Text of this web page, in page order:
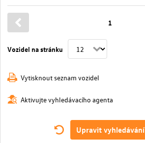
Vozidel na stránku
1
Vytisknout seznam vozidel
Aktivujte vyhledávacího agenta
Upravit vyhledávání